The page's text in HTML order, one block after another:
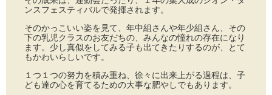
ンスフェスティバルで発揮されます。
そのかっこいい姿を見て、年中組さんや年少組さん、その
下の乳児クラスのお友だちの、みんなの憧れの存在になり
ます。少し真似をしてみる子も出てきたりするのが、とて
もかわいらしいです。
１つ１つの努力を積み重ね、徐々に出来上がる過程は、子
ども達の心を育てるための大事な肥やしでもあります。